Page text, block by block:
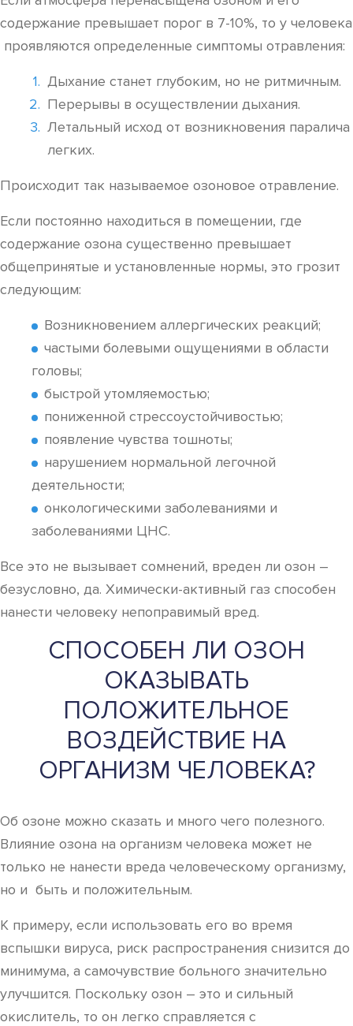
содержание превышает порог в 7-10%, то у человека
проявляются определенные симптомы отравления:
Дыхание станет глубоким, но не ритмичным.
Перерывы в осуществлении дыхания.
Летальный исход от возникновения паралича
легких.
Происходит так называемое озоновое отравление.
Если постоянно находиться в помещении, где
содержание озона существенно превышает
общепринятые и установленные нормы, это грозит
следующим:
Возникновением аллергических реакций;
частыми болевыми ощущениями в области
головы;
быстрой утомляемостью;
пониженной стрессоустойчивостью;
появление чувства тошноты;
нарушением нормальной легочной
деятельности;
онкологическими заболеваниями и
заболеваниями ЦНС.
Все это не вызывает сомнений, вреден ли озон –
безусловно, да. Химически-активный газ способен
нанести человеку непоправимый вред.
СПОСОБЕН ЛИ ОЗОН
ОКАЗЫВАТЬ
ПОЛОЖИТЕЛЬНОЕ
ВОЗДЕЙСТВИЕ НА
ОРГАНИЗМ ЧЕЛОВЕКА?
Об озоне можно сказать и много чего полезного.
Влияние озона на организм человека может не
только не нанести вреда человеческому организму,
но и быть и положительным.
К примеру, если использовать его во время
вспышки вируса, риск распространения снизится до
минимума, а самочувствие больного значительно
улучшится. Поскольку озон – это и сильный
окислитель, то он легко справляется с